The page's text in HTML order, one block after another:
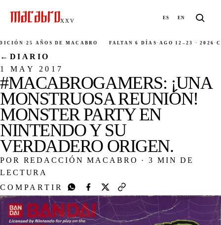
XXV ES EN
·25 AÑOS DE MACABRO FALTAN 6 DÍAS · AGO 12–23 · 2026 ·
← DIARIO
1 MAY 2017
#MACABROGAMERS: ¡UNA
MONSTRUOSA REUNIÓN!
MONSTER PARTY EN
NINTENDO Y SU
VERDADERO ORIGEN.
POR REDACCIÓN MACABRO ·
3 MIN DE
LECTURA
COMPARTIR